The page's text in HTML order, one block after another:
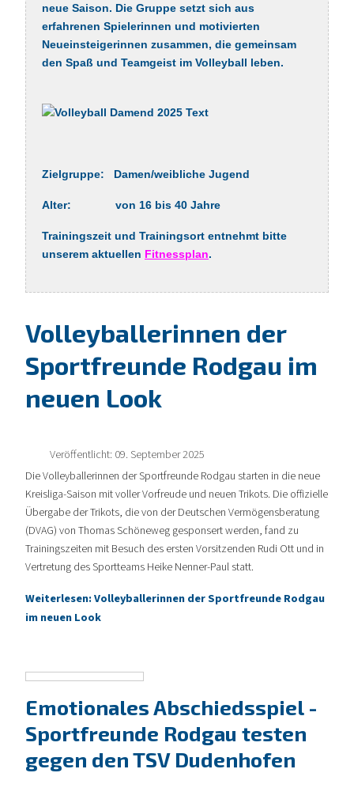
neue Saison. Die Gruppe setzt sich aus
erfahrenen Spielerinnen und motivierten
Neueinsteigerinnen zusammen, die gemeinsam
den Spaß und Teamgeist im Volleyball leben.
Zielgruppe: Damen/weibliche Jugend
Alter: von 16 bis 40 Jahre
Trainingszeit und Trainingsort entnehmt bitte
unserem aktuellen Fitnessplan.
Volleyballerinnen der
Sportfreunde Rodgau im
neuen Look
Veröffentlicht: 09. September 2025
Die Volleyballerinnen der Sportfreunde Rodgau starten in die neue
Kreisliga-Saison mit voller Vorfreude und neuen Trikots. Die offizielle
Übergabe der Trikots, die von der Deutschen Vermögensberatung
(DVAG) von Thomas Schöneweg gesponsert werden, fand zu
Trainingszeiten mit Besuch des ersten Vorsitzenden Rudi Ott und in
Vertretung des Sportteams Heike Nenner-Paul statt.
Weiterlesen: Volleyballerinnen der Sportfreunde Rodgau
im neuen Look
Emotionales Abschiedsspiel -
Sportfreunde Rodgau testen
gegen den TSV Dudenhofen